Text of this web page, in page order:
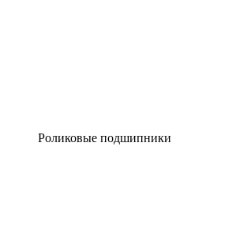
Роликовые подшипники